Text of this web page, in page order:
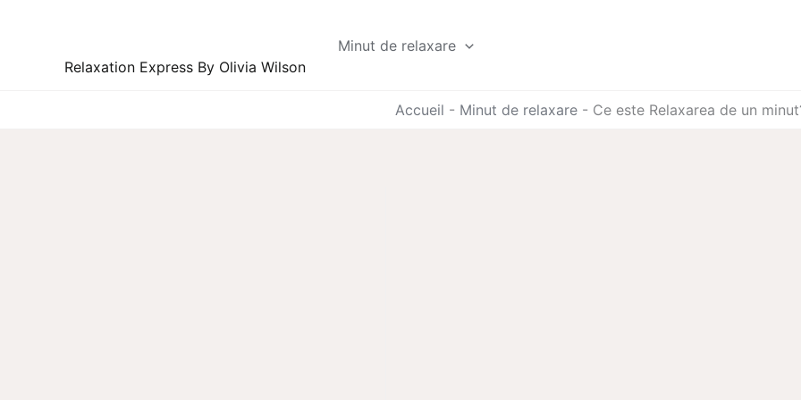
Relaxation Express By Olivia Wilson
Minut de relaxare
Accueil - Minut de relaxare - Ce este Relaxarea de un